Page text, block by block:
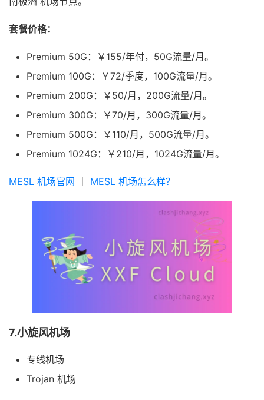
套餐价格：
Premium 50G：￥155/年付，50G流量/月。
Premium 100G：￥72/季度，100G流量/月。
Premium 200G：￥50/月，200G流量/月。
Premium 300G：￥70/月，300G流量/月。
Premium 500G：￥110/月，500G流量/月。
Premium 1024G：￥210/月，1024G流量/月。
MESL 机场官网 MESL 机场怎么样？
7.小旋风机场
专线机场
Trojan 机场